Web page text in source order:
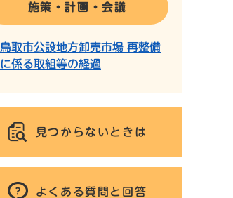
施策・計画・会議
鳥取市公設地方卸売市場 再整備
に係る取組等の経過
見つからないときは
よくある質問と回答